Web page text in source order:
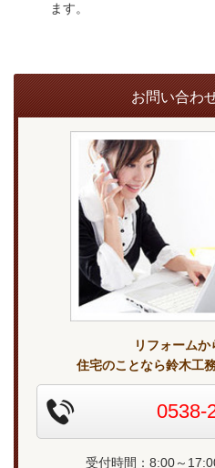
ます。
お問い合わ
リフォーム
住宅のことなら鈴木工
0538-
受付時間：8:00～